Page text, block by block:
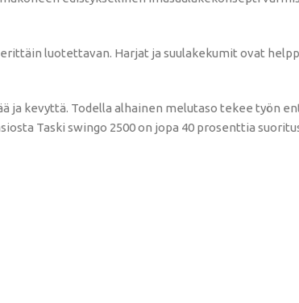
luotettavan. Harjat ja suulakekumit ovat
ja kevyttä. Todella alhainen melutaso tekee työn
Taski swingo 2500 on jopa 40 prosenttia